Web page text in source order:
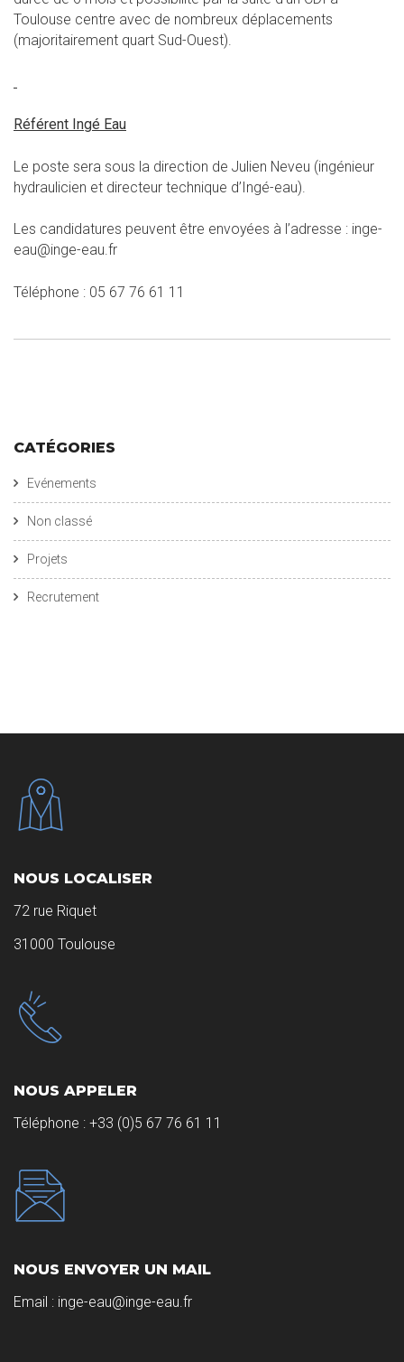
Toulouse centre avec de nombreux déplacements
(majoritairement quart Sud-Ouest).
Référent Ingé Eau
Le poste sera sous la direction de Julien Neveu (ingénieur
hydraulicien et directeur technique d’Ingé-eau).
Les candidatures peuvent être envoyées à l’adresse : inge-
eau@inge-eau.fr
Téléphone : 05 67 76 61 11
CATÉGORIES
Evénements
Non classé
Projets
Recrutement
NOUS LOCALISER
72 rue Riquet
31000 Toulouse
NOUS APPELER
Téléphone : +33 (0)5 67 76 61 11
NOUS ENVOYER UN MAIL
Email : inge-eau@inge-eau.fr